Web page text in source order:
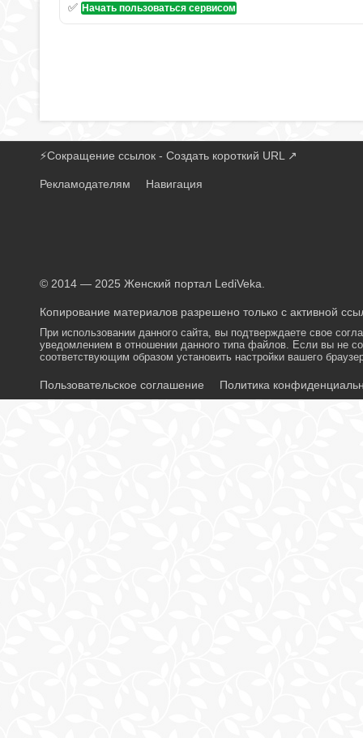
✅ Начать пользоваться сервисом
⚡Сокращение ссылок - Создать короткий URL↗
Рекламодателям Навигация
© 2014 — 2025 Женский портал LediVeka.
Копирование материалов разрешено только с активной
При использовании данного сайта, вы подтверждаете свое
уведомлением в отношении данного типа файлов. Если вы не
соответствующим образом установить настройки вашего
Пользовательское соглашение Политика